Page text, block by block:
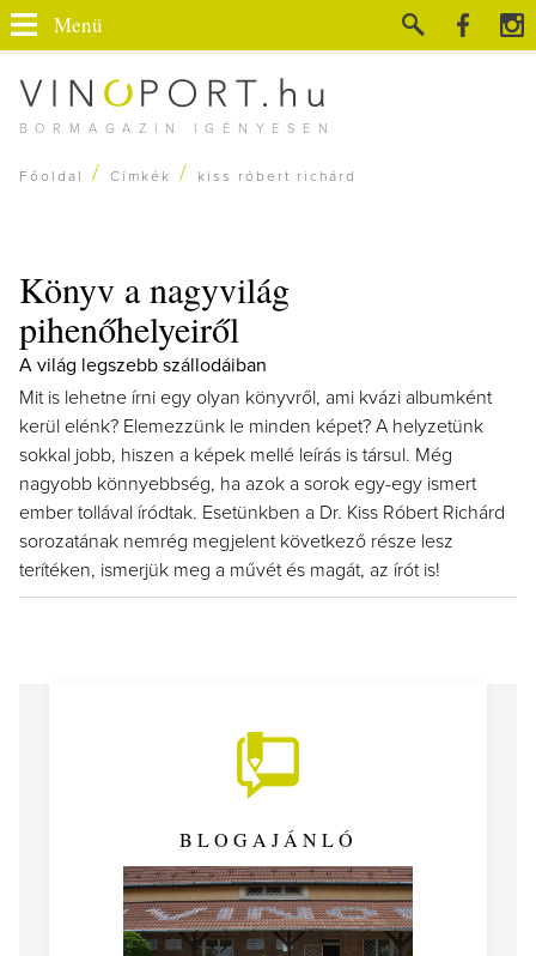
BORMAGAZIN IGÉNYESEN
Menü
Főoldal / Címkék / kiss róbert richárd
Könyv a nagyvilág
pihenőhelyeiről
A világ legszebb szállodáiban
Mit is lehetne írni egy olyan könyvről, ami kvázi albumként
kerül elénk? Elemezzünk le minden képet? A helyzetünk
sokkal jobb, hiszen a képek mellé leírás is társul. Még
nagyobb könnyebbség, ha azok a sorok egy-egy ismert
ember tollával íródtak. Esetünkben a Dr. Kiss Róbert Richárd
sorozatának nemrég megjelent következő része lesz
terítéken, ismerjük meg a művét és magát, az írót is!
BLOGAJÁNLÓ